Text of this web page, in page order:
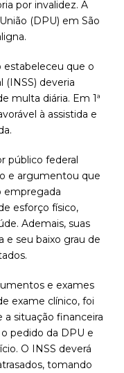
por invalidez. A
(DPU) em São
estabeleceu que o
(INSS) deveria
multa diária. Em 1ª
à assistida e
público federal
e argumentou que
empregada
esforço físico,
Ademais, suas
e seu baixo grau de
e exames
exame clínico, foi
a situação financeira
pedido da DPU e
O INSS deverá
tomando